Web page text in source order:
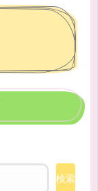
検索